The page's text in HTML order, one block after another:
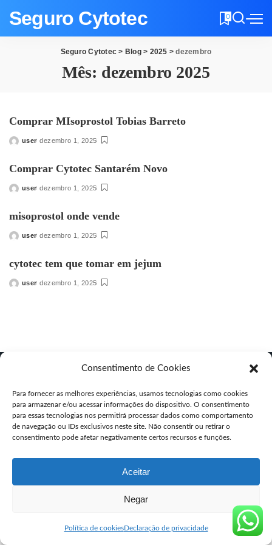
Consentimento de Cookies
Para fornecer as melhores experiências, usamos tecnologias como cookies
para armazenar e/ou acessar informações do dispositivo. O consentimento
para essas tecnologias nos permitirá processar dados como comportamento
de navegação ou IDs exclusivos neste site. Não consentir ou retirar o
consentimento pode afetar negativamente certos recursos e funções.
Aceitar
Negar
Política de cookiesDeclaração de privacidade
Seguro Cytotec 0
Seguro Cytotec > Blog> 2025 >dezembro
Mês: dezembro 2025
Comprar MIsoprostol Tobias Barreto
Posted
user dezembro 1, 2025
Comprar Cytotec Santarém Novo
Posted
user dezembro 1, 2025
misoprostol onde vende
Posted
user dezembro 1, 2025
cytotec tem que tomar em jejum
Posted
user dezembro 1, 2025
© Copyright segurocyto.com venda de Cytotec original